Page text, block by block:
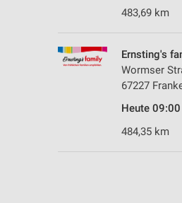
483,69 km
Ernsting's
Wormser
67227
Heute
484,35 km